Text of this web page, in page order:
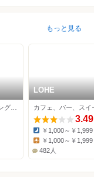
もっと見る
LOHE
カフェ、バー、スイ
3.49
Dinner:
￥1,000～￥1,999
￥1,000～￥1,999
482人